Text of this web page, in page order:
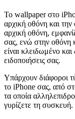
Το wallpaper στο
αρχική οθόνη και
αρχική οθόνη,
σας, ενώ στην οθόνη
είναι κλειδωμένο
ειδοποιήσεις σας.
Υπάρχουν διάφοροι
το iPhone σας, από
τα οποία
γυρίζετε τη συσκευή.